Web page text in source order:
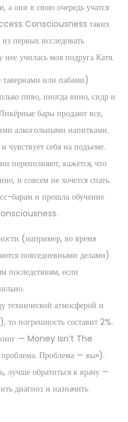
а они в свою очередь учатся
Consciousness таких
первых исследовать
нее училась моя подруга Катя.
или пабами)
пиво, иногда вино, сидр и
бары продают все,
алкогольными напитками.
чувствует себя на подъеме.
переполняют, кажется, что
и совсем не хочется спать.
барам и прошла обучение
(например, во время
повседневными делами)
последствиям, если
технической атмосферой и
то погрешность составит 2%.
— Money Isn’t The
Проблема — вы»).
лучше обратиться к врачу —
диагноз и назначить